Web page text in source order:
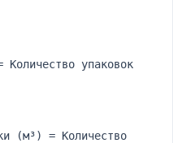
упаковок
(м³) = Количество